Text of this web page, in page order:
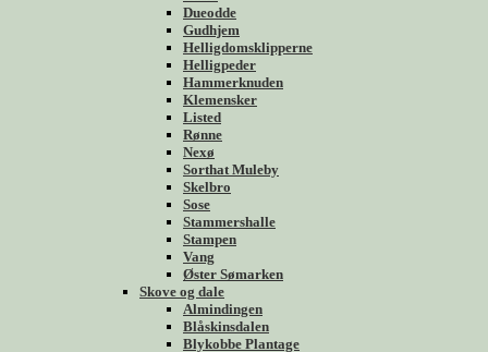
Dueodde
Gudhjem
Helligdomsklipperne
Helligpeder
Hammerknuden
Klemensker
Listed
Rønne
Nexø
Sorthat Muleby
Skelbro
Sose
Stammershalle
Stampen
Vang
Øster Sømarken
Skove og dale
Almindingen
Blåskinsdalen
Blykobbe Plantage